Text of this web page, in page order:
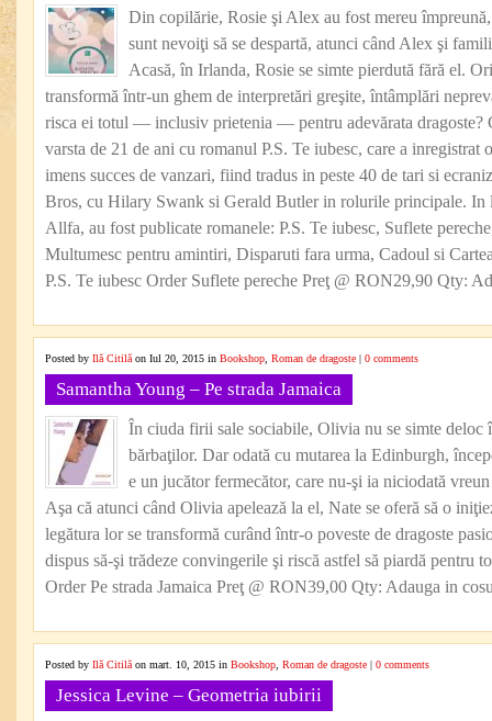
Din copilărie, Rosie şi Alex au fost mereu
sunt nevoiţi să se despartă, atunci când Alex şi
Acasă, în Irlanda, Rosie se simte pierdută fără el.
transformă într-un ghem de interpretări greşite, întâmplări
risca ei totul — inclusiv prietenia — pentru adevărata dragoste?
varsta de 21 de ani cu romanul P.S. Te iubesc, care a inregistrat
imens succes de vanzari, fiind tradus in peste 40 de tari si
Bros, cu Hilary Swank si Gerald Butler in rolurile principale. In
Allfa, au fost publicate romanele: P.S. Te iubesc, Suflete
Multumesc pentru amintiri, Disparuti fara urma, Cadoul si
P.S. Te iubesc Order Suflete pereche Preţ @ RON29,90 Qty:
Posted by Ilă Citilă on Iul 20, 2015 in Bookshop Roman de dragoste | 0 comments
Samantha Young – Pe strada Jamaica
În ciuda firii sale sociabile, Olivia nu se simte deloc
bărbaţilor. Dar odată cu mutarea la Edinburgh,
e un jucător fermecător, care nu-şi ia niciodată
Aşa că atunci când Olivia apelează la el, Nate se oferă să o
legătura lor se transformă curând într-o poveste de dragoste
dispus să-şi trădeze convingerile şi riscă astfel să piardă pentru
Order Pe strada Jamaica Preţ @ RON39,00 Qty: Adauga in
Posted by Ilă Citilă on mart. 10, 2015 in Bookshop Roman de dragoste | 0 comments
Jessica Levine – Geometria iubirii